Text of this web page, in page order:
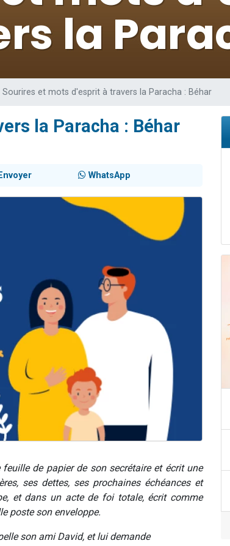
rejoindre sur WhatsApp
rejoindre sur WhatsApp
dans Torah-Box Music
Sourires et mots d'esprit à travers la Paracha : Béhar
la Paracha : Béhar
WhatsApp
de papier de son secrétaire et écrit une
ses dettes, ses prochaines échéances et
et dans un acte de foi totale, écrit comme
poste son enveloppe.
son ami David, et lui demande